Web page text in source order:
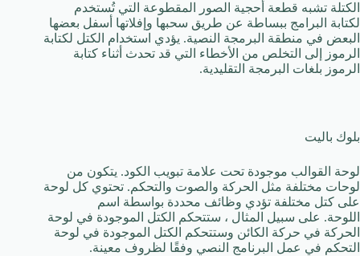
الكتلة تشبه قطعة أحجية الصور المقطوعة التي تُستخدم
لكتابة البرامج ببساطة عن طريق سحبها وإفلاتها أسفل بعضها
البعض في منطقة البرمجة النصية. يؤدي استخدام الكتل لكتابة
الرموز إلى التخلص من الأخطاء التي قد تحدث أثناء كتابة
الرموز بلغات البرمجة التقليدية.
بلوك باليت
لوحة القوالب موجودة تحت علامة تبويب الكود. يتكون من
لوحات مختلفة مثل الحركة والصوت والتحكم. تحتوي كل لوحة
على كتل مختلفة تؤدي وظائف محددة بواسطة اسم
اللوحة. على سبيل المثال ، ستتحكم الكتل الموجودة في لوحة
الحركة في حركة الكائن وستتحكم الكتل الموجودة في لوحة
التحكم في عمل البرنامج النصي وفقًا لظروف معينة.